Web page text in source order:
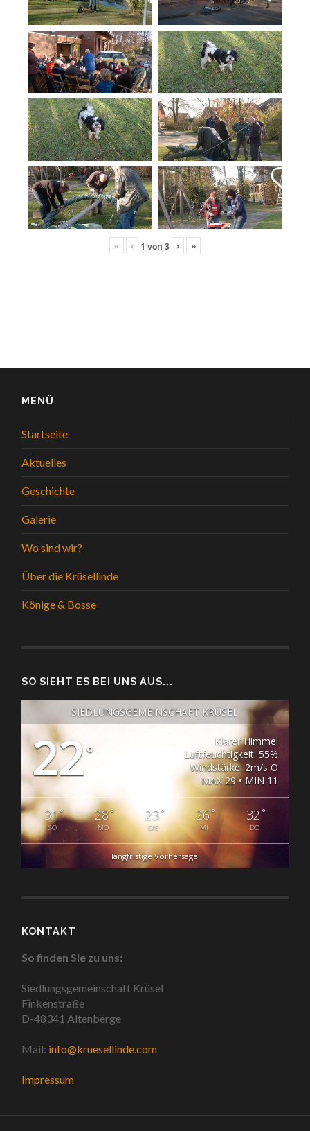
« ‹ 1 von 3 › »
MENÜ
Startseite
Aktuelles
Geschichte
Galerie
Wo sind wir?
Über die Krüsellinde
Könige & Bosse
SO SIEHT ES BEI UNS AUS...
SIEDLUNGSGEMEINSCHAFT KRÜSEL
22°
Klarer Himmel
Luftfeuchtigkeit: 55%
Windstärke: 2m/s O
MAX 29 • MIN 11
31°
SO
28°
MO
23°
DIE
26°
MI
32 °
DO
langfristige Vorhersage
KONTAKT
So finden Sie zu uns:
Siedlungsgemeinschaft Krüsel
Finkenstraße
D-48341 Altenberge
Mail: info@kruesellinde.com
Impressum